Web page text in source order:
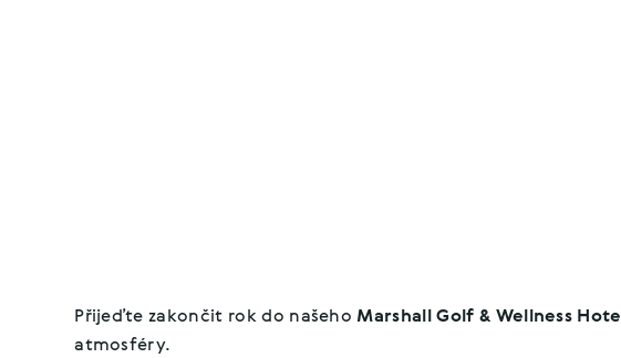
Přijeďte zakončit rok do našeho Marshall Golf & Wellness
atmosféry.